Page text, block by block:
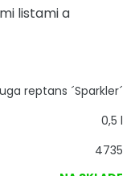
listami a
reptans ´Sparkler´
0,5 l
4735